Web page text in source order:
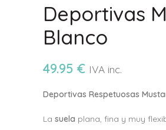
Deportivas
Blanco
49.95 € IVA inc.
Deportivas Respetuosas
La suela plana, fina y muy